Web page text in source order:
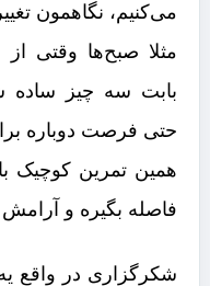
می‌کنیم، نگاهمون
مثلا صبح‌ها وقتی
بابت سه چیز ساده
حتی فرصت دوباره
همین تمرین کوچیک
فاصله بگیره و
شکرگزاری در واقع